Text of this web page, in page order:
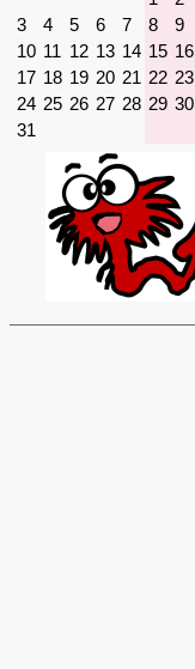
略
3
4 5 6 7 8
9
10 11 12 13 14 15 16
17 18 19 20 21 22 23
24 25 26 27 28 29 30
31